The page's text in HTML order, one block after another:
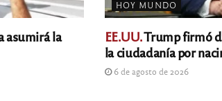
asumirá la
HOY MUNDO
EE.UU.Trump firmó
la ciudadanía por
6 de agosto de 2026